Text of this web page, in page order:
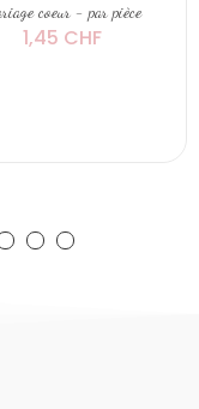
coeur - par pièce
1,45 CHF